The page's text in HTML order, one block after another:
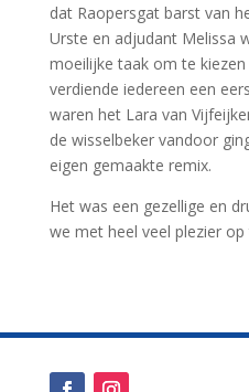
dat Raopersgat barst van
Urste en adjudant Melissa
moeilijke taak om te
verdiende iedereen een
waren het Lara van
de wisselbeker vandoor
eigen gemaakte remix.
Het was een gezellige en
we met heel veel plezier op